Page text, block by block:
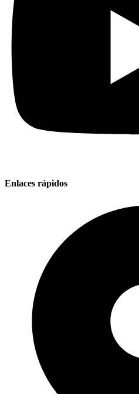
Enlaces rápidos